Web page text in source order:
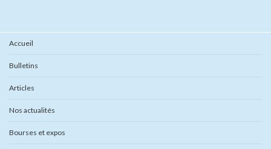
Accueil
Bulletins
Articles
Nos actualités
Bourses et expos